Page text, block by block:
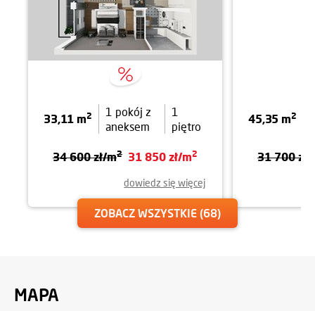
33,11 m2
1 pokój z
aneksem
1
piętro
34 600 zł/m2 31 850 zł/m2
dowiedz się więcej
45,35 m2
31 700 zł/
ZOBACZ WSZYSTKIE (68)
MAPA